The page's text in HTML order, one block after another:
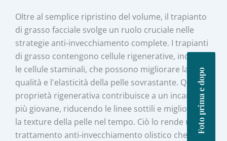
Oltre al semplice ripristino del volume, il trapianto
di grasso facciale svolge un ruolo cruciale nelle
strategie anti-invecchiamento complete. I trapianti
di grasso contengono cellule rigenerative, incluse
le cellule staminali, che possono migliorare la
qualità e l'elasticità della pelle sovrastante. Questa
proprietà rigenerativa contribuisce a un incarnato
più giovane, riducendo le linee sottili e migliorando
la texture della pelle nel tempo. Ciò lo rende un
trattamento anti-invecchiamento olistico che
Foto prima e dopo